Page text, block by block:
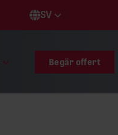
SV
Languages
Begär offert